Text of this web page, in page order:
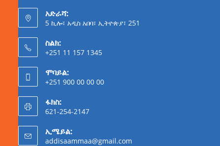
አድራሻ:
5 ኪሎ፣ አዲስ አበባ፣ ኢትዮጵያ፣ 251
ስልክ:
+251 11 157 1345
ሞባይል:
+251 900 00 00 00
ፋክስ:
621-254-2147
ኢሜይል:
addisaammaa@gmail.com